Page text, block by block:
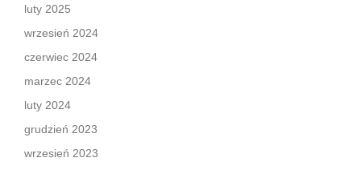
luty 2025
wrzesień 2024
czerwiec 2024
marzec 2024
luty 2024
grudzień 2023
wrzesień 2023